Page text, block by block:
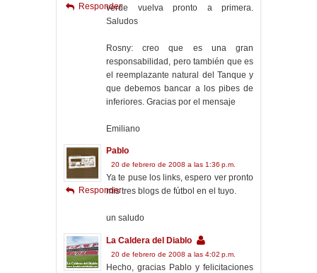
verde vuelva pronto a primera.
Saludos
Rosny: creo que es una gran
responsabilidad, pero también que es
el reemplazante natural del Tanque y
que debemos bancar a los pibes de
inferiores. Gracias por el mensaje
Emiliano
Responder
Pablo
20 de febrero de 2008 a las 1:36 p.m.
Ya te puse los links, espero ver pronto
mis tres blogs de fútbol en el tuyo.
un saludo
Responder
La Caldera del Diablo
20 de febrero de 2008 a las 4:02 p.m.
Hecho, gracias Pablo y felicitaciones